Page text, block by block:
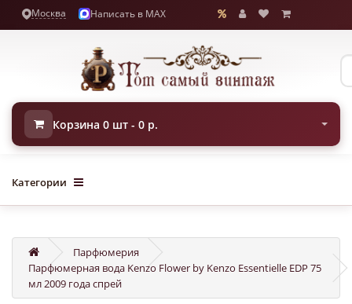
Москва Написать в MAX
Корзина 0 шт - 0 р.
Категории
Парфюмерия
Парфюмерная вода Kenzo Flower by Kenzo Essentielle EDP 75
мл 2009 года спрей